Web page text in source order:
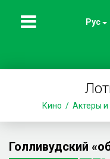
Рус
Кино Актеры
Голливудский